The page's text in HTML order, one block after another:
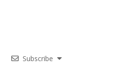
Subscribe